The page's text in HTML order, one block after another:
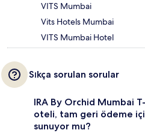
VITS Mumbai
Vits Hotels Mumbai
VITS Mumbai Hotel
Sıkça sorulan sorular
IRA By Orchid Mumbai
oteli, tam geri ödeme
sunuyor mu?